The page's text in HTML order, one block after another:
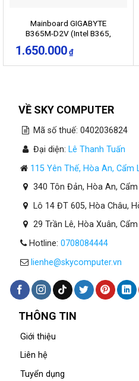
Mainboard GIGABYTE
B365M-D2V (Intel B365,
RAM DDR4)
1.650.000 ₫
VỀ SKY COMPUTER
Mã số thuế: 0402036824
Đại diện: Lê Thanh Tuấn
115 Yên Thế, Hòa An, Cẩm
340 Tôn Đản, Hòa An,
Lô 14 ĐT 605, Hòa Châu,
29 Trần Lê, Hòa Xuân,
Hotline: 0708084444
lienhe@skycomputer.vn
THÔNG TIN
Giới thiệu
Liên hệ
Tuyển dụng